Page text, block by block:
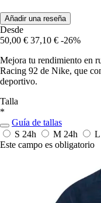
Añadir una reseña
Desde
50,00 € 37,10 € -26%
Mejora tu rendimiento en
Racing 92 de Nike, que
deportivo.
Talla
*
Guía de tallas
S 24h M 24h L
Este campo es obligatorio